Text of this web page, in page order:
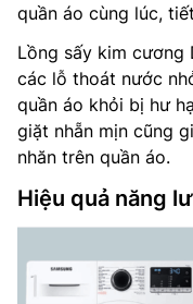
quần áo cùng lúc,
Lồng sấy kim cương
các lỗ thoát nước
quần áo khỏi bị hư
giặt nhẵn mịn cũng
nhăn trên quần áo.
Hiệu quả năng